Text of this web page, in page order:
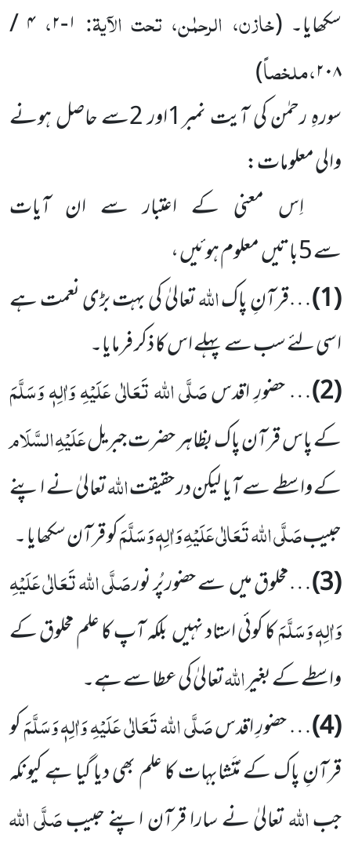
سکھایا۔ (خازن، الرحمٰن، تحت الآیۃ: ۱-۲ ، ۴ /
۲۰۸،ملخصاً)
سورہِ رحمٰن کی آیت نمبر1اور 2سے حاصل ہونے
والی معلومات:
اِس معنی کے اعتبار سے ان آیات
سے 5باتیں معلوم ہوئیں ،
(1) …قرآنِ پاکاللہتعالیٰ کی بہت بڑی نعمت ہے
اسی لئے سب سے پہلے اس کا ذکر فرمایا۔
(2) … حضورِ اقدسصَلَّی اللہ تَعَالٰی عَلَیْہِ وَاٰلِہٖ وَسَلَّمَ
کے پاس قرآن پاک بظاہر حضرت جبریلعَلَیْہِالسَّلَام
کے واسطے سے آیا لیکن در حقیقتاللہتعالیٰ نے اپنے
حبیبصَلَّی اللہ تَعَالٰی عَلَیْہِ وَاٰلِہٖ وَسَلَّمَکو قرآن سکھایا ۔
(3) …مخلوق میں سے حضور پُر نورصَلَّی اللہ تَعَالٰی عَلَیْہِ
وَاٰلِہٖ وَسَلَّمَکا کوئی استاد نہیں بلکہ آپ کا علم مخلوق کے
واسطے کے بغیراللہتعالیٰ کی عطا سے ہے۔
(4) … حضورِ اقدسصَلَّی اللہ تَعَالٰی عَلَیْہِ وَاٰلِہٖ وَسَلَّمَکو
قرآنِ پاک کے مُتَشابہات کا علم بھی دیا گیا ہے کیونکہ
جباللہتعالیٰ نے سارا قرآن اپنے حبیبصَلَّی اللہ